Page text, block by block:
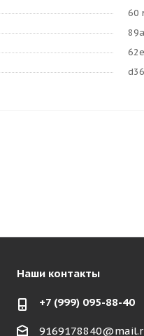
60
Наши контакты
+7 (999) 095-88-40